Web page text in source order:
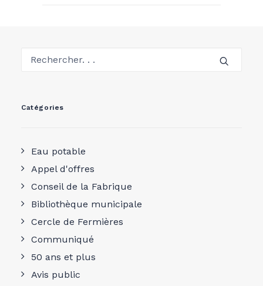
Catégories
Eau potable
Appel d'offres
Conseil de la Fabrique
Bibliothèque municipale
Cercle de Fermières
Communiqué
50 ans et plus
Avis public